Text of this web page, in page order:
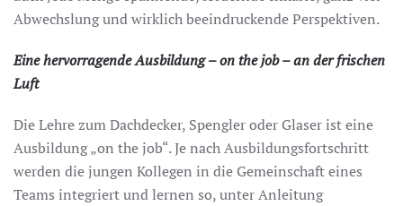
Abwechslung und wirklich beeindruckende Perspektiven.
Eine hervorragende Ausbildung – on the job – an der frischen
Luft
Die Lehre zum Dachdecker, Spengler oder Glaser ist eine
Ausbildung „on the job“. Je nach Ausbildungsfortschritt
werden die jungen Kollegen in die Gemeinschaft eines
Teams integriert und lernen so, unter Anleitung